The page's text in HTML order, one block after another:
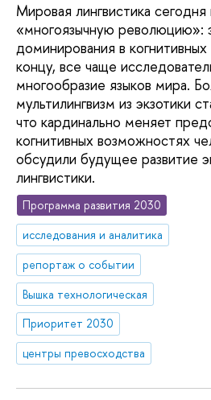
Мировая лингвистика
«многоязычную революцию»:
доминирования в
концу, все чаще
многообразие языков мира.
мультилингвизм из экзотики
что кардинально меняет
когнитивных возможностях
обсудили будущее развитие
лингвистики.
Программа развития 2030
исследования и аналитика
репортаж о событии
Вышка технологическая
Приоритет 2030
центры превосходства